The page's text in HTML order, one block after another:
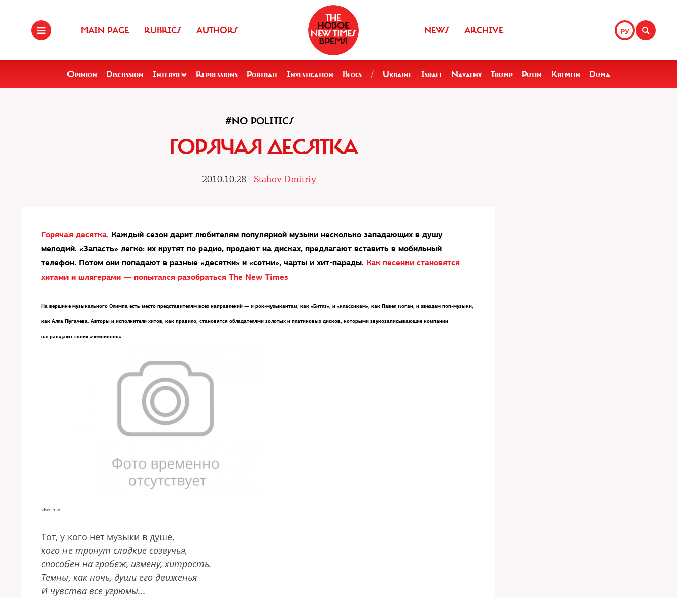
MAIN PAGE RUBRICS AUTHORS РУ
NEWS ARCHIVE
Opinion Discussion Interview Repressions Portrait Investigation Blogs / Ukraine Israel Navalny Trump Putin Kremlin Duma
#NO POLITICS
ГОРЯЧАЯ ДЕСЯТКА
2010.10.28 | Stahov Dmitriy
Горячая десятка. Каждый сезон дарит любителям популярной музыки несколько западающих в душу
мелодий. «Запасть» легко: их крутят по радио, продают на дисках, предлагают вставить в мобильный
телефон. Потом они попадают в разные «десятки» и «сотни», чарты и хит-парады. Как песенки становятся
хитами и шлягерами — попытался разобраться The New Times
На вершине музыкального Олимпа есть место представителям всех направлений — и рок-музыкантам, как «Битлз», и «классикам», как Павел Коган, и звездам поп-музыки,
как Алла Пугачева. Авторы и исполнители хитов, как правило, становятся обладателями золотых и платиновых дисков, которыми звукозаписывающие компании
награждают своих «чемпионов»
«Битлз»
Тот, у кого нет музыки в душе,
кого не тронут сладкие созвучья,
способен на грабеж, измену, хитрость.
Темны, как ночь, души его движенья
И чувства все угрюмы...